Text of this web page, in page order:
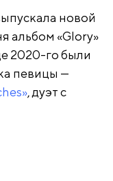
новой
альбом «Glory»
2020-го были
певицы —
, дуэт с